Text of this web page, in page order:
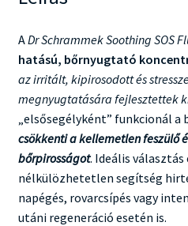
ADr Schrammek Soothing SOS
hatású, bőrnyugtató
az irritált, kipirosodott és
megnyugtatására fejlesztettek
„elsősegélyként” funkcionál a
csökkenti a kellemetlen feszülő
bőrpirosságot. Ideális
nélkülözhetetlen segítség
napégés, rovarcsípés vagy
utáni regeneráció esetén is.